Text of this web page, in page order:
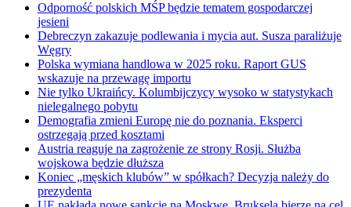
Odporność polskich MŚP będzie tematem gospodarczej
jesieni
Debreczyn zakazuje podlewania i mycia aut. Susza paraliżuje
Węgry
Polska wymiana handlowa w 2025 roku. Raport GUS
wskazuje na przewagę importu
Nie tylko Ukraińcy. Kolumbijczycy wysoko w statystykach
nielegalnego pobytu
Demografia zmieni Europę nie do poznania. Eksperci
ostrzegają przed kosztami
Austria reaguje na zagrożenie ze strony Rosji. Służba
wojskowa będzie dłuższa
Koniec „męskich klubów” w spółkach? Decyzja należy do
prezydenta